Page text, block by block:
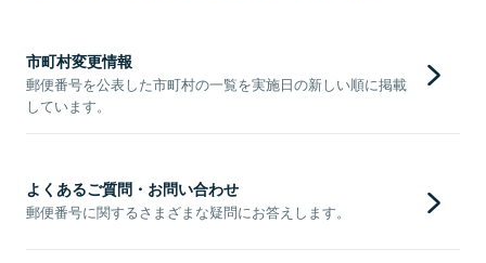
市町村変更情報
郵便番号を公表した市町村の一覧を実施日の新しい順に掲載
しています。
よくあるご質問・お問い合わせ
郵便番号に関するさまざまな疑問にお答えします。